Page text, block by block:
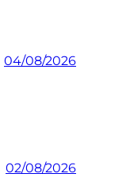
04/08/2026
02/08/2026